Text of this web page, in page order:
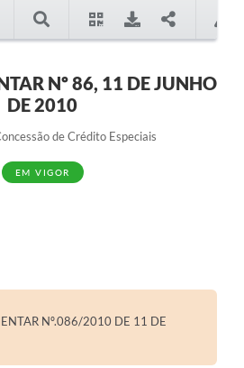
Nº 86, 11 DE JUNHO
DE 2010
de Crédito Especiais
EM VIGOR
Nº.086/2010 DE 11 DE